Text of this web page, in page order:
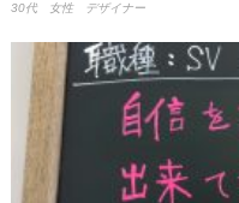
30代 女性 デザイナー